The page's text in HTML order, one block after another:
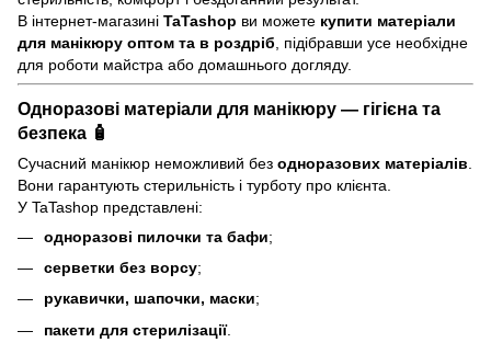
В інтернет-магазині TaTashop ви можете купити матеріали
для манікюру оптом та в роздріб , підібравши усе необхідне
для роботи майстра або домашнього догляду.
Одноразові матеріали для манікюру — гігієна та
безпека 🧴
Сучасний манікюр неможливий без одноразових матеріалів
Вони гарантують стерильність і турботу про клієнта.
У TaTashop представлені:
одноразові пилочки та бафи;
серветки без ворсу;
рукавички, шапочки, маски;
пакети для стерилізації.